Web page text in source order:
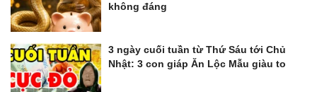
không đáng
3 ngày cuối tuần từ Thứ Sáu tới Chủ
Nhật: 3 con giáp Ăn Lộc Mẫu giàu to